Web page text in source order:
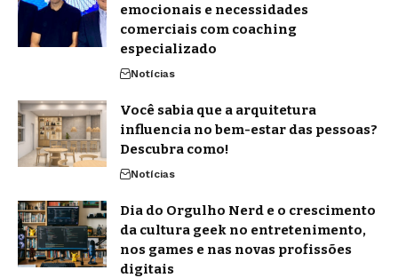
emocionais e necessidades
comerciais com coaching
especializado
Notícias
Você sabia que a arquitetura
influencia no bem-estar das pessoas?
Descubra como!
Notícias
Dia do Orgulho Nerd e o crescimento
da cultura geek no entretenimento,
nos games e nas novas profissões
digitais